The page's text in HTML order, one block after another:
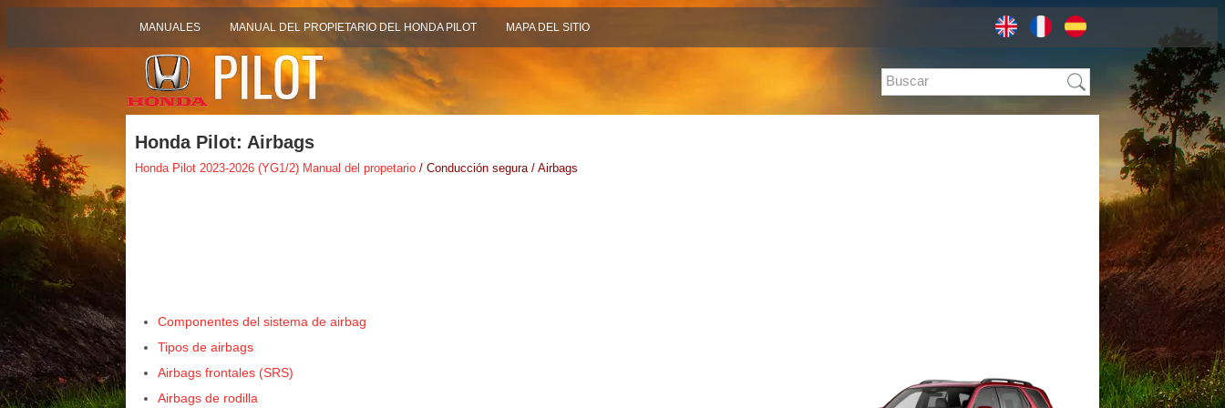
MANUALES MANUAL DEL PROPIETARIO DEL HONDA PILOT MAPA DEL SITIO
Honda Pilot: Airbags
Honda Pilot 2023-2026 (YG1/2) Manual del propetario / Conducción segura / Airbags
Componentes del sistema de airbag
Tipos de airbags
Airbags frontales (SRS)
Airbags de rodilla